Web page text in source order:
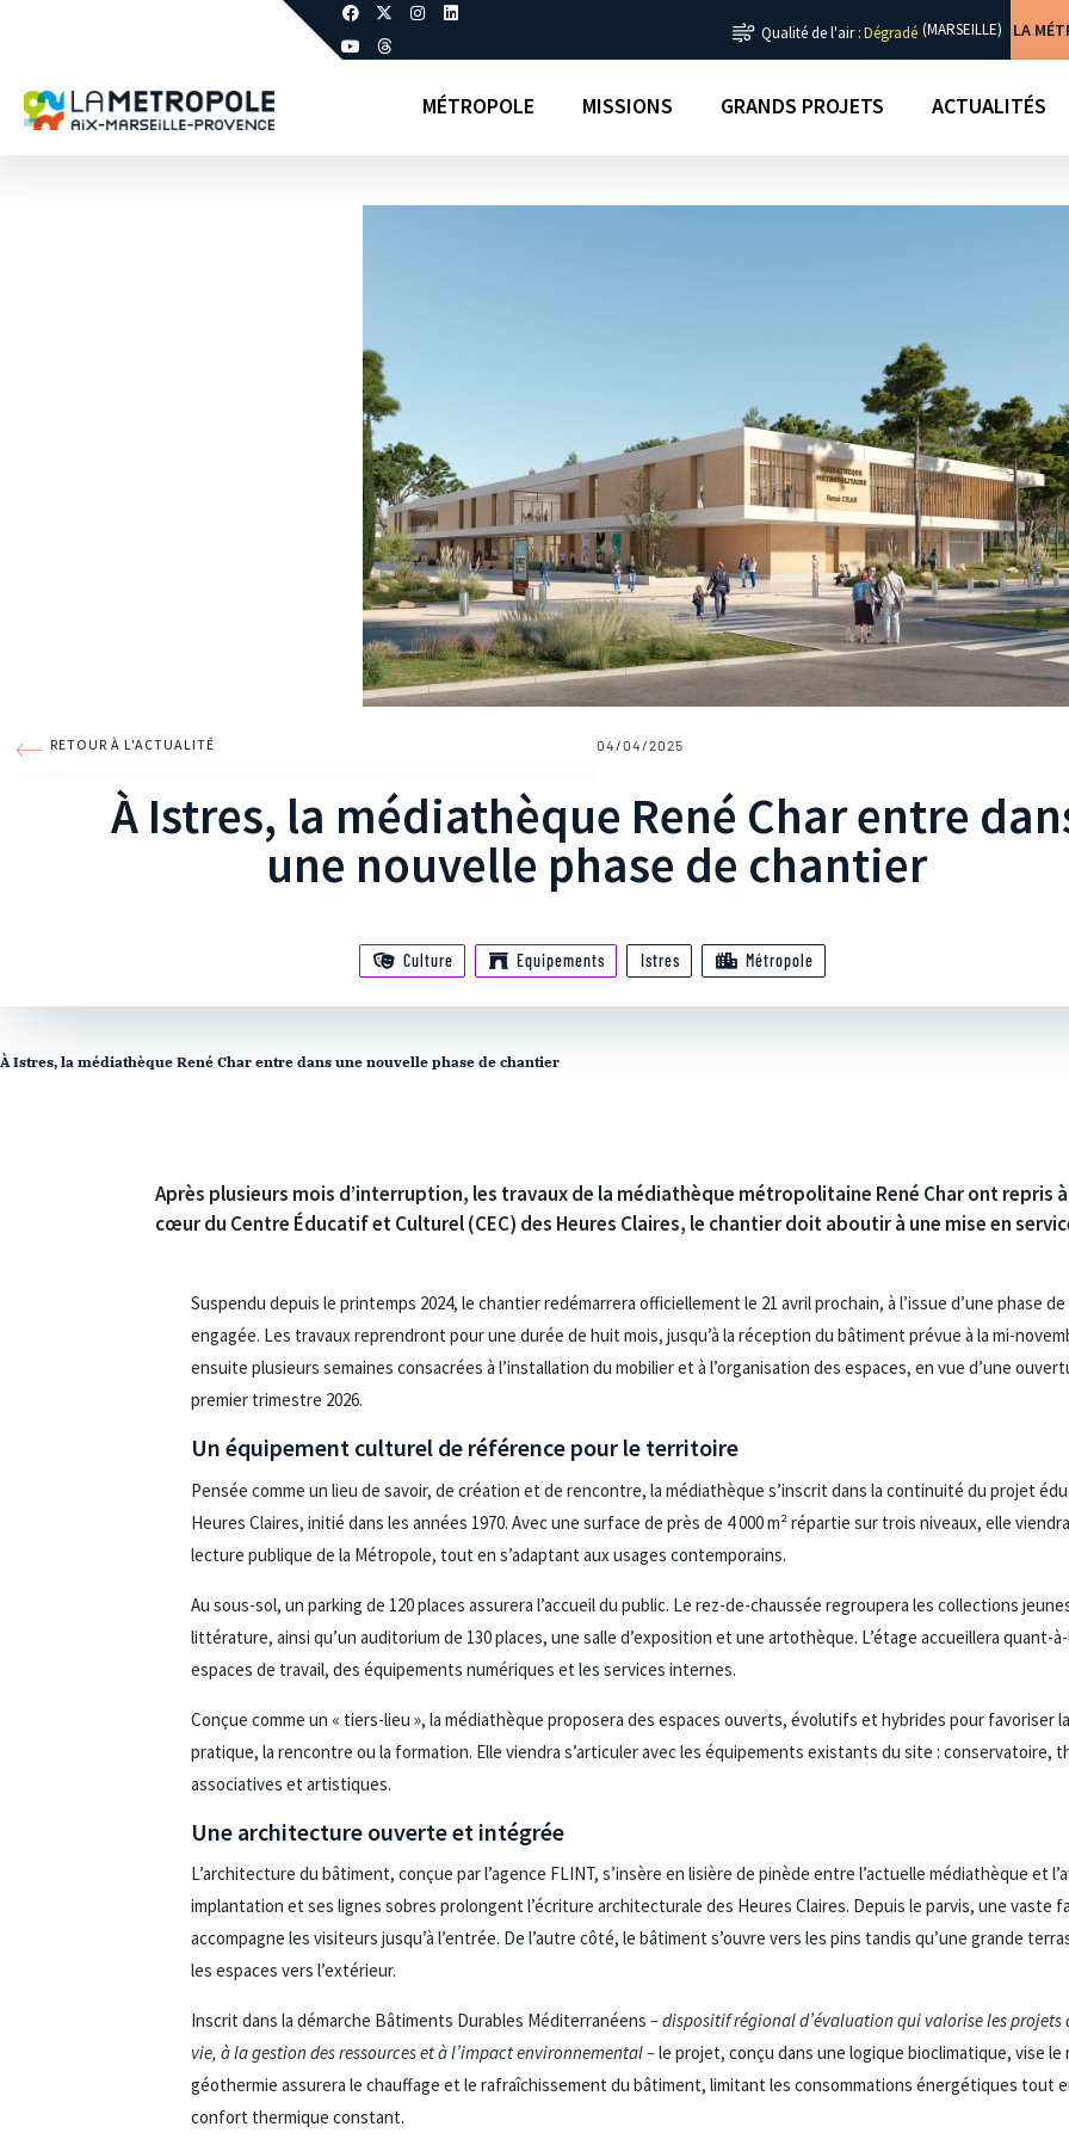
Qualité de l'air :Dégradé (MARSEILLE) LA
MÉTROPOLE MISSIONS GRANDS PROJETS ACTUALITÉS
RETOUR À L'ACTUALITÉ 04/04/2025
À Istres, la médiathèque René Char entre
une nouvelle phase de chantier
Culture Equipements Istres Métropole
À Istres, la médiathèque René Char entre dans une nouvelle phase de chantier
Après plusieurs mois d’interruption, les travaux de la médiathèque métropolitaine René Char ont repris
cœur du Centre Éducatif et Culturel (CEC) des Heures Claires, le chantier doit aboutir à une mise en
Suspendu depuis le printemps 2024, le chantier redémarrera officiellement le 21 avril prochain, à l’issue d’une phase
engagée. Les travaux reprendront pour une durée de huit mois, jusqu’à la réception du bâtiment prévue à la mi-
ensuite plusieurs semaines consacrées à l’installation du mobilier et à l’organisation des espaces, en vue d’une
premier trimestre 2026.
Un équipement culturel de référence pour le territoire
Pensée comme un lieu de savoir, de création et de rencontre, la médiathèque s’inscrit dans la continuité du projet
Heures Claires, initié dans les années 1970. Avec une surface de près de 4 000 m² répartie sur trois niveaux, elle
lecture publique de la Métropole, tout en s’adaptant aux usages contemporains.
Au sous-sol, un parking de 120 places assurera l’accueil du public. Le rez-de-chaussée regroupera les collections
littérature, ainsi qu’un auditorium de 130 places, une salle d’exposition et une artothèque. L’étage accueillera quant-
espaces de travail, des équipements numériques et les services internes.
Conçue comme un « tiers-lieu », la médiathèque proposera des espaces ouverts, évolutifs et hybrides pour favoriser
pratique, la rencontre ou la formation. Elle viendra s’articuler avec les équipements existants du site : conservatoire,
associatives et artistiques.
Une architecture ouverte et intégrée
L’architecture du bâtiment, conçue par l’agence FLINT, s’insère en lisière de pinède entre l’actuelle médiathèque et
implantation et ses lignes sobres prolongent l’écriture architecturale des Heures Claires. Depuis le parvis, une vaste
accompagne les visiteurs jusqu’à l’entrée. De l’autre côté, le bâtiment s’ouvre vers les pins tandis qu’une grande
les espaces vers l’extérieur.
Inscrit dans la démarche Bâtiments Durables Méditerranéens – dispositif régional d’évaluation qui valorise les
vie, à la gestion des ressources et à l’impact environnemental –le projet, conçu dans une logique bioclimatique, vise le
géothermie assurera le chauffage et le rafraîchissement du bâtiment, limitant les consommations énergétiques tout
confort thermique constant.